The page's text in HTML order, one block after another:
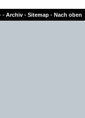
- Archiv - Sitemap - Nach oben